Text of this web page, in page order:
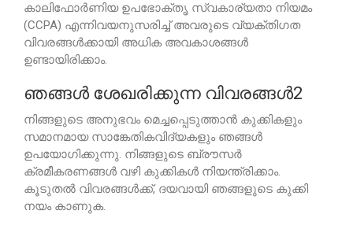
കാലിഫോർണിയ ഉപഭോക്തൃ സ്വകാര്യതാ നിയമം
(CCPA) എന്നിവയനുസരിച്ച് അവരുടെ വ്യക്തിഗത
വിവരങ്ങൾക്കായി അധിക അവകാശങ്ങൾ
ഉണ്ടായിരിക്കാം.
ഞങ്ങൾ ശേഖരിക്കുന്ന വിവരങ്ങൾ2
നിങ്ങളുടെ അനുഭവം മെച്ചപ്പെടുത്താൻ കുക്കികളും
സമാനമായ സാങ്കേതികവിദ്യകളും ഞങ്ങൾ
ഉപയോഗിക്കുന്നു. നിങ്ങളുടെ ബ്രൗസർ
ക്രമീകരണങ്ങൾ വഴി കുക്കികൾ നിയന്ത്രിക്കാം.
കൂടുതൽ വിവരങ്ങൾക്ക്, ദയവായി ഞങ്ങളുടെ കുക്കി
നയം കാണുക.